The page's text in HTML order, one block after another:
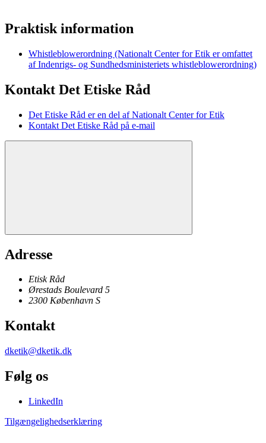
Praktisk information
Whistleblowerordning (Nationalt Center for Etik er omfattet
af Indenrigs- og Sundhedsministeriets whistleblowerordning)
Kontakt Det Etiske Råd
Det Etiske Råd er en del af Nationalt Center for Etik
Kontakt Det Etiske Råd på e-mail
Adresse
Etisk Råd
Ørestads Boulevard 5
2300 København S
Kontakt
dketik@dketik.dk
Følg os
LinkedIn
Tilgængelighedserklæring